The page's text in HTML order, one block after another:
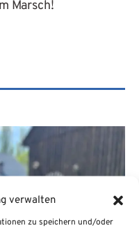
verwalten
zu speichern und/oder
Marsch!